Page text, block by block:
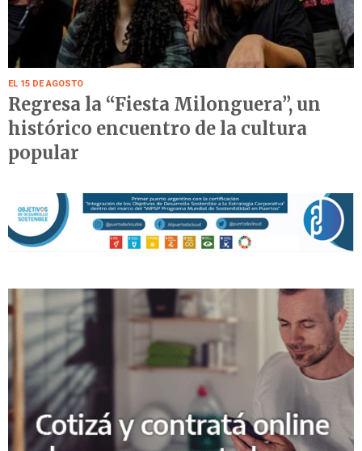
EL 15 DE AGOSTO
Regresa la “Fiesta Milonguera”, un
histórico encuentro de la cultura
popular